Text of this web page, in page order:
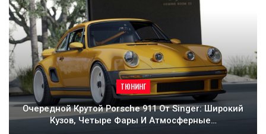
ТЮНИНГ
Очередной Крутой Porsche 911 От Singer: Широкий
Кузов, Четыре Фары И Атмосферные…